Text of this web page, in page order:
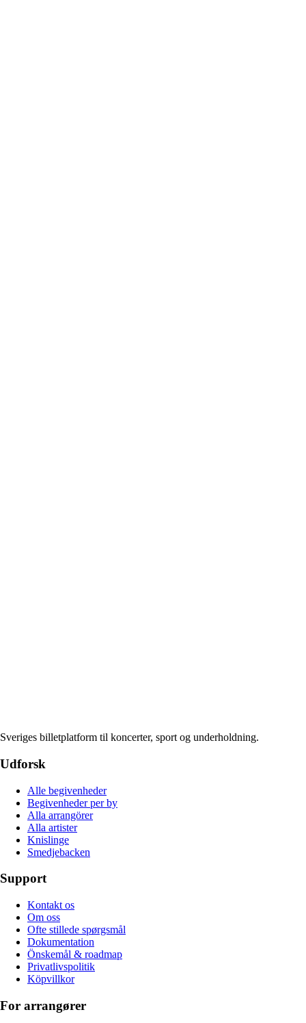
Sveriges billetplatform til koncerter, sport og underholdning.
Udforsk
Alle begivenheder
Begivenheder per by
Alla arrangörer
Alla artister
Knislinge
Smedjebacken
Support
Kontakt os
Om oss
Ofte stillede spørgsmål
Dokumentation
Önskemål & roadmap
Privatlivspolitik
Köpvillkor
For arrangører